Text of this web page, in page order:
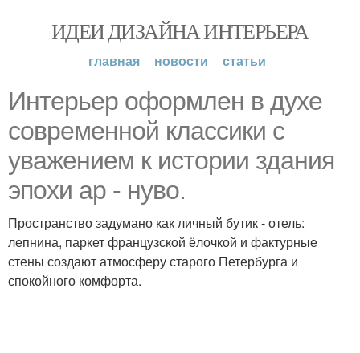
ИДЕИ ДИЗАЙНА ИНТЕРЬЕРА
главная новости статьи
Интерьер оформлен в духе
современной классики с
уважением к истории здания
эпохи ар - нуво.
Пространство задумано как личный бутик - отель:
лепнина, паркет французской ёлочкой и фактурные
стены создают атмосферу старого Петербурга и
спокойного комфорта.